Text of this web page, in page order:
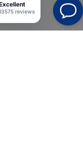
reviews